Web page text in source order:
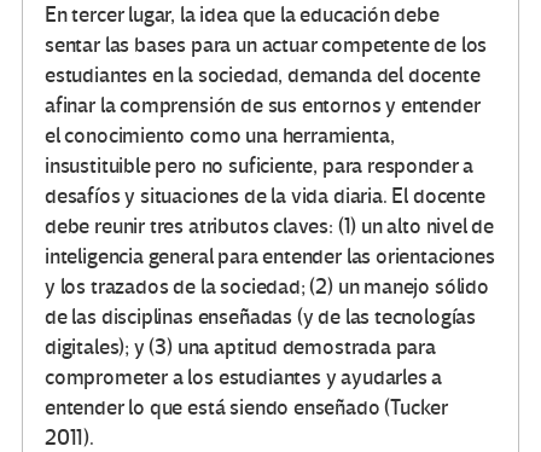
En tercer lugar, la idea que la educación debe
sentar las bases para un actuar competente de los
estudiantes en la sociedad, demanda del docente
afinar la comprensión de sus entornos y entender
el conocimiento como una herramienta,
insustituible pero no suficiente, para responder a
desafíos y situaciones de la vida diaria. El docente
debe reunir tres atributos claves: (1) un alto nivel de
inteligencia general para entender las orientaciones
y los trazados de la sociedad; (2) un manejo sólido
de las disciplinas enseñadas (y de las tecnologías
digitales); y (3) una aptitud demostrada para
comprometer a los estudiantes y ayudarles a
entender lo que está siendo enseñado (Tucker
2011).